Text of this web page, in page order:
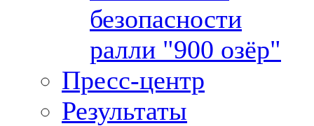
безопасности
ралли "900 озёр"
Пресс-центр
Результаты